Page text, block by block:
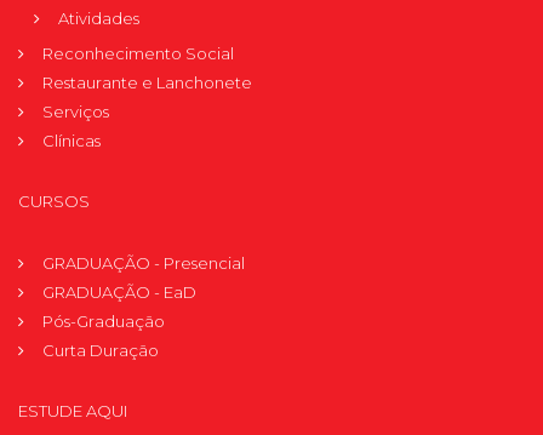
Atividades
Reconhecimento Social
Restaurante e Lanchonete
Serviços
Clínicas
CURSOS
GRADUAÇÃO - Presencial
GRADUAÇÃO - EaD
Pós-Graduação
Curta Duração
ESTUDE AQUI